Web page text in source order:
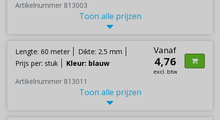
Artikelnummer 813003
Toon alle prijzen
Lengte: 60 meter
Dikte: 2.5 mm
Prijs per: stuk
Kleur: blauw
Vanaf
4,76
excl. btw
Artikelnummer 813011
Toon alle prijzen